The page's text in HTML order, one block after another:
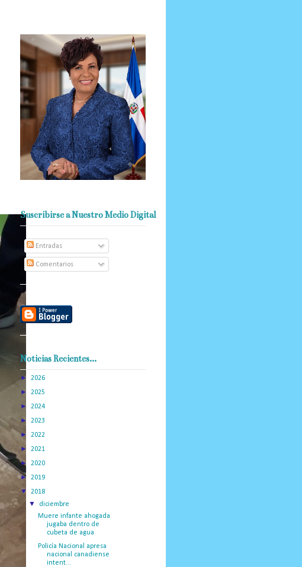
Suscribirse a Nuestro Medio Digital
Entradas
Comentarios
Noticias Recientes...
► 2026
► 2025
► 2024
► 2023
► 2022
► 2021
► 2020
► 2019
▼ 2018
▼ diciembre
Muere infante ahogada
jugaba dentro de
cubeta de agua
Policía Nacional apresa
nacional canadiense
intent...